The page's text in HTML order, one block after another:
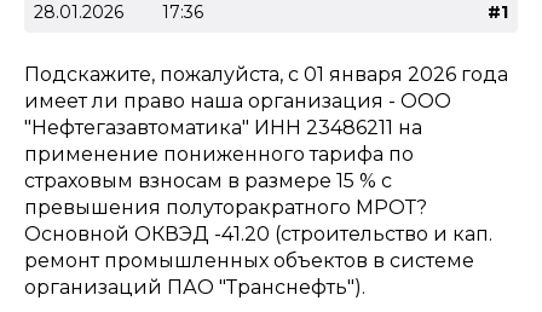
28.01.2026 17:36 #1
Подскажите, пожалуйста, с 01 января 2026 года
имеет ли право наша организация - ООО
"Нефтегазавтоматика" ИНН 23486211 на
применение пониженного тарифа по
страховым взносам в размере 15 % с
превышения полуторакратного МРОТ?
Основной ОКВЭД -41.20 (строительство и кап.
ремонт промышленных объектов в системе
организаций ПАО "Транснефть").